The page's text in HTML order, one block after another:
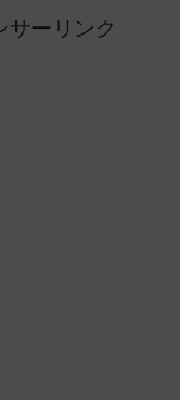
サーリンク